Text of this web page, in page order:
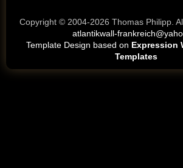
Copyright © 2004-2026 Thomas Philipp.
atlantikwall-
Template Design based on Expression
Templates